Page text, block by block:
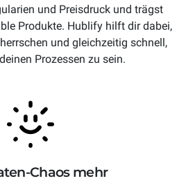
und Preisdruck und trägst
Produkte. Hublify hilft dir dabei,
und gleichzeitig schnell,
Prozessen zu sein.
Chaos mehr